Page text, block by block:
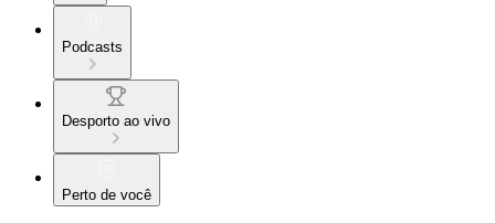
Podcasts
Desporto ao vivo
Perto de você